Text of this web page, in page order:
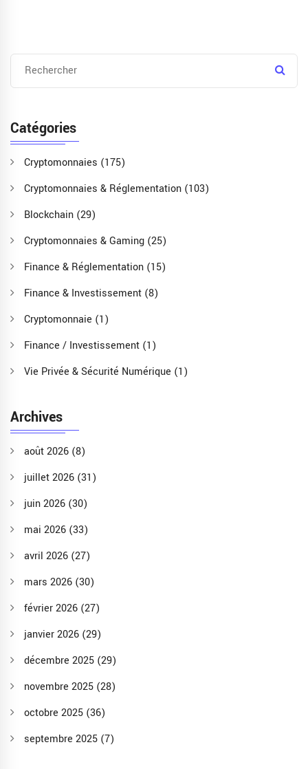
Catégories
Cryptomonnaies (175)
Cryptomonnaies & Réglementation (103)
Blockchain (29)
Cryptomonnaies & Gaming (25)
Finance & Réglementation (15)
Finance & Investissement (8)
Cryptomonnaie (1)
Finance / Investissement (1)
Vie Privée & Sécurité Numérique (1)
Archives
août 2026 (8)
juillet 2026 (31)
juin 2026 (30)
mai 2026 (33)
avril 2026 (27)
mars 2026 (30)
février 2026 (27)
janvier 2026 (29)
décembre 2025 (29)
novembre 2025 (28)
octobre 2025 (36)
septembre 2025 (7)